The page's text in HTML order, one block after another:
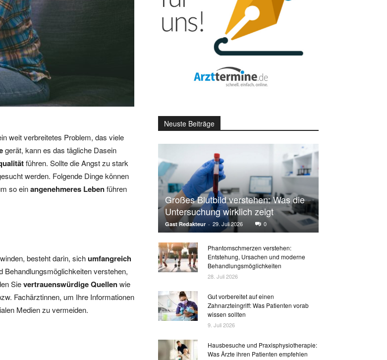
weit verbreitetes Problem, das viele
gerät, kann es das tägliche Dasein
führen. Sollte die Angst zu stark
werden. Folgende Dinge können
so einangenehmeres Lebenführen
besteht darin, sichumfangreich
Behandlungsmöglichkeiten verstehen,
Sievertrauenswürdige Quellenwie
Fachärztinnen, um Ihre Informationen
Medien zu vermeiden.
Neuste Beiträge
Großes Blutbild verstehen: Was die
Untersuchung wirklich zeigt
Gast Redakteur - 29. Juli 2026 0
Phantomschmerzen verstehen:
Entstehung, Ursachen und moderne
Behandlungsmöglichkeiten
28. Juli 2026
Gut vorbereitet auf einen
Zahnarzteingriff: Was Patienten vorab
wissen sollten
9. Juli 2026
Hausbesuche und Praxisphysiotherapie:
Was Ärzte ihren Patienten empfehlen